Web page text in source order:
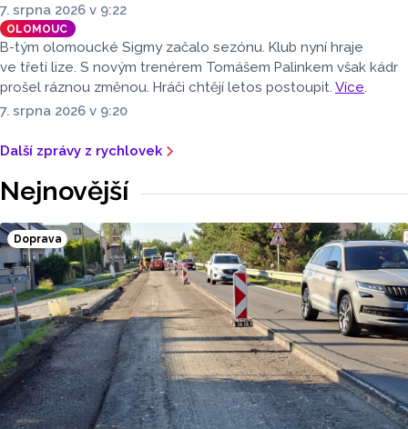
7. srpna 2026 v 9:22
OLOMOUC
B-tým olomoucké Sigmy začalo sezónu. Klub nyní hraje
ve třetí lize. S novým trenérem Tomášem Palinkem však kádr
prošel ráznou změnou. Hráči chtějí letos postoupit. Více.
7. srpna 2026 v 9:20
Další zprávy z rychlovek
Nejnovější
Doprava